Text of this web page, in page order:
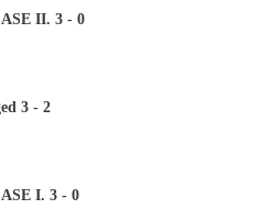
II. 3 - 0
3 - 2
I. 3 - 0